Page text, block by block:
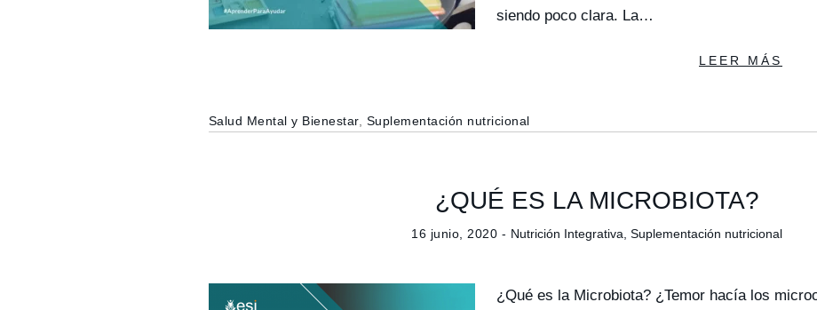
siendo poco clara. La…
LEER MÁS
Salud Mental y Bienestar, Suplementación nutricional
¿QUÉ ES LA MICROBIOTA?
16 junio, 2020 - Nutrición Integrativa Suplementación nutricional
¿Qué es la Microbiota? ¿Temor hacía los